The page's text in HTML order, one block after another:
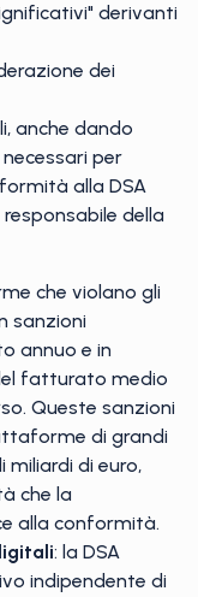
derivanti
dei
anche dando
per
alla DSA
della
che violano gli
sanzioni
annuo e in
fatturato medio
Queste sanzioni
di grandi
miliardi di euro,
che la
alla conformità.
: la DSA
indipendente di